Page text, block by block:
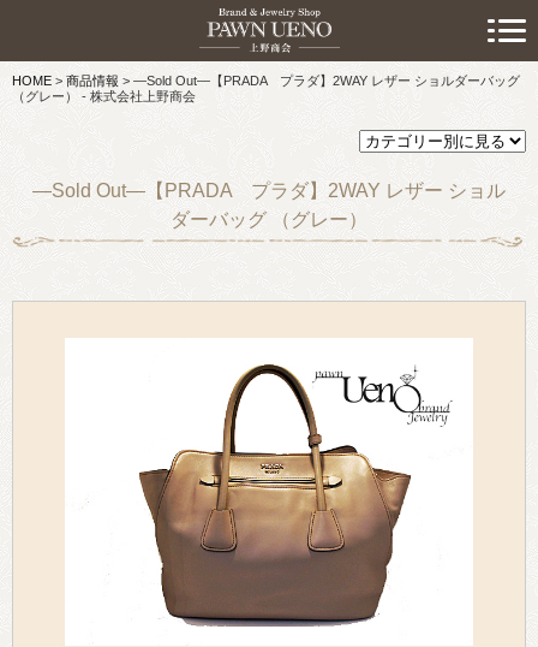
HOME > 商品情報> —Sold Out—【PRADA プラダ】2WAY レザー ショルダーバッグ
（グレー） - 株式会社上野商会
—Sold Out—【PRADA プラダ】2WAY レザー ショル
ダーバッグ （グレー）
> 初めての方へ
> 預けたい方
> 売りたい方
> 買いたい方
> 取り扱い品目
> スタッフおすすめ情報
> お知らせ
> キャンペーン情報
> 会社概要